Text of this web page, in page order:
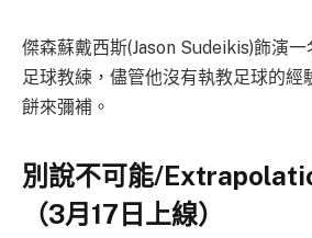
傑森蘇戴西斯(Jason Sudeikis)飾演
足球教練，儘管他沒有執教足球的經
餅來彌補。
別說不可能/
（3月17日上線）